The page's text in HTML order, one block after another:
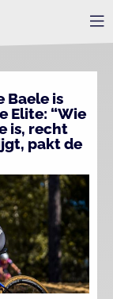
Baele is
Elite: “Wie
is, recht
pakt de